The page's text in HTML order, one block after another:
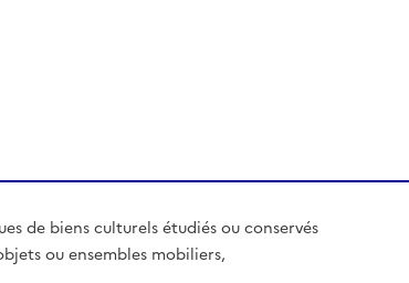
de biens culturels étudiés ou conservés
ou ensembles mobiliers,